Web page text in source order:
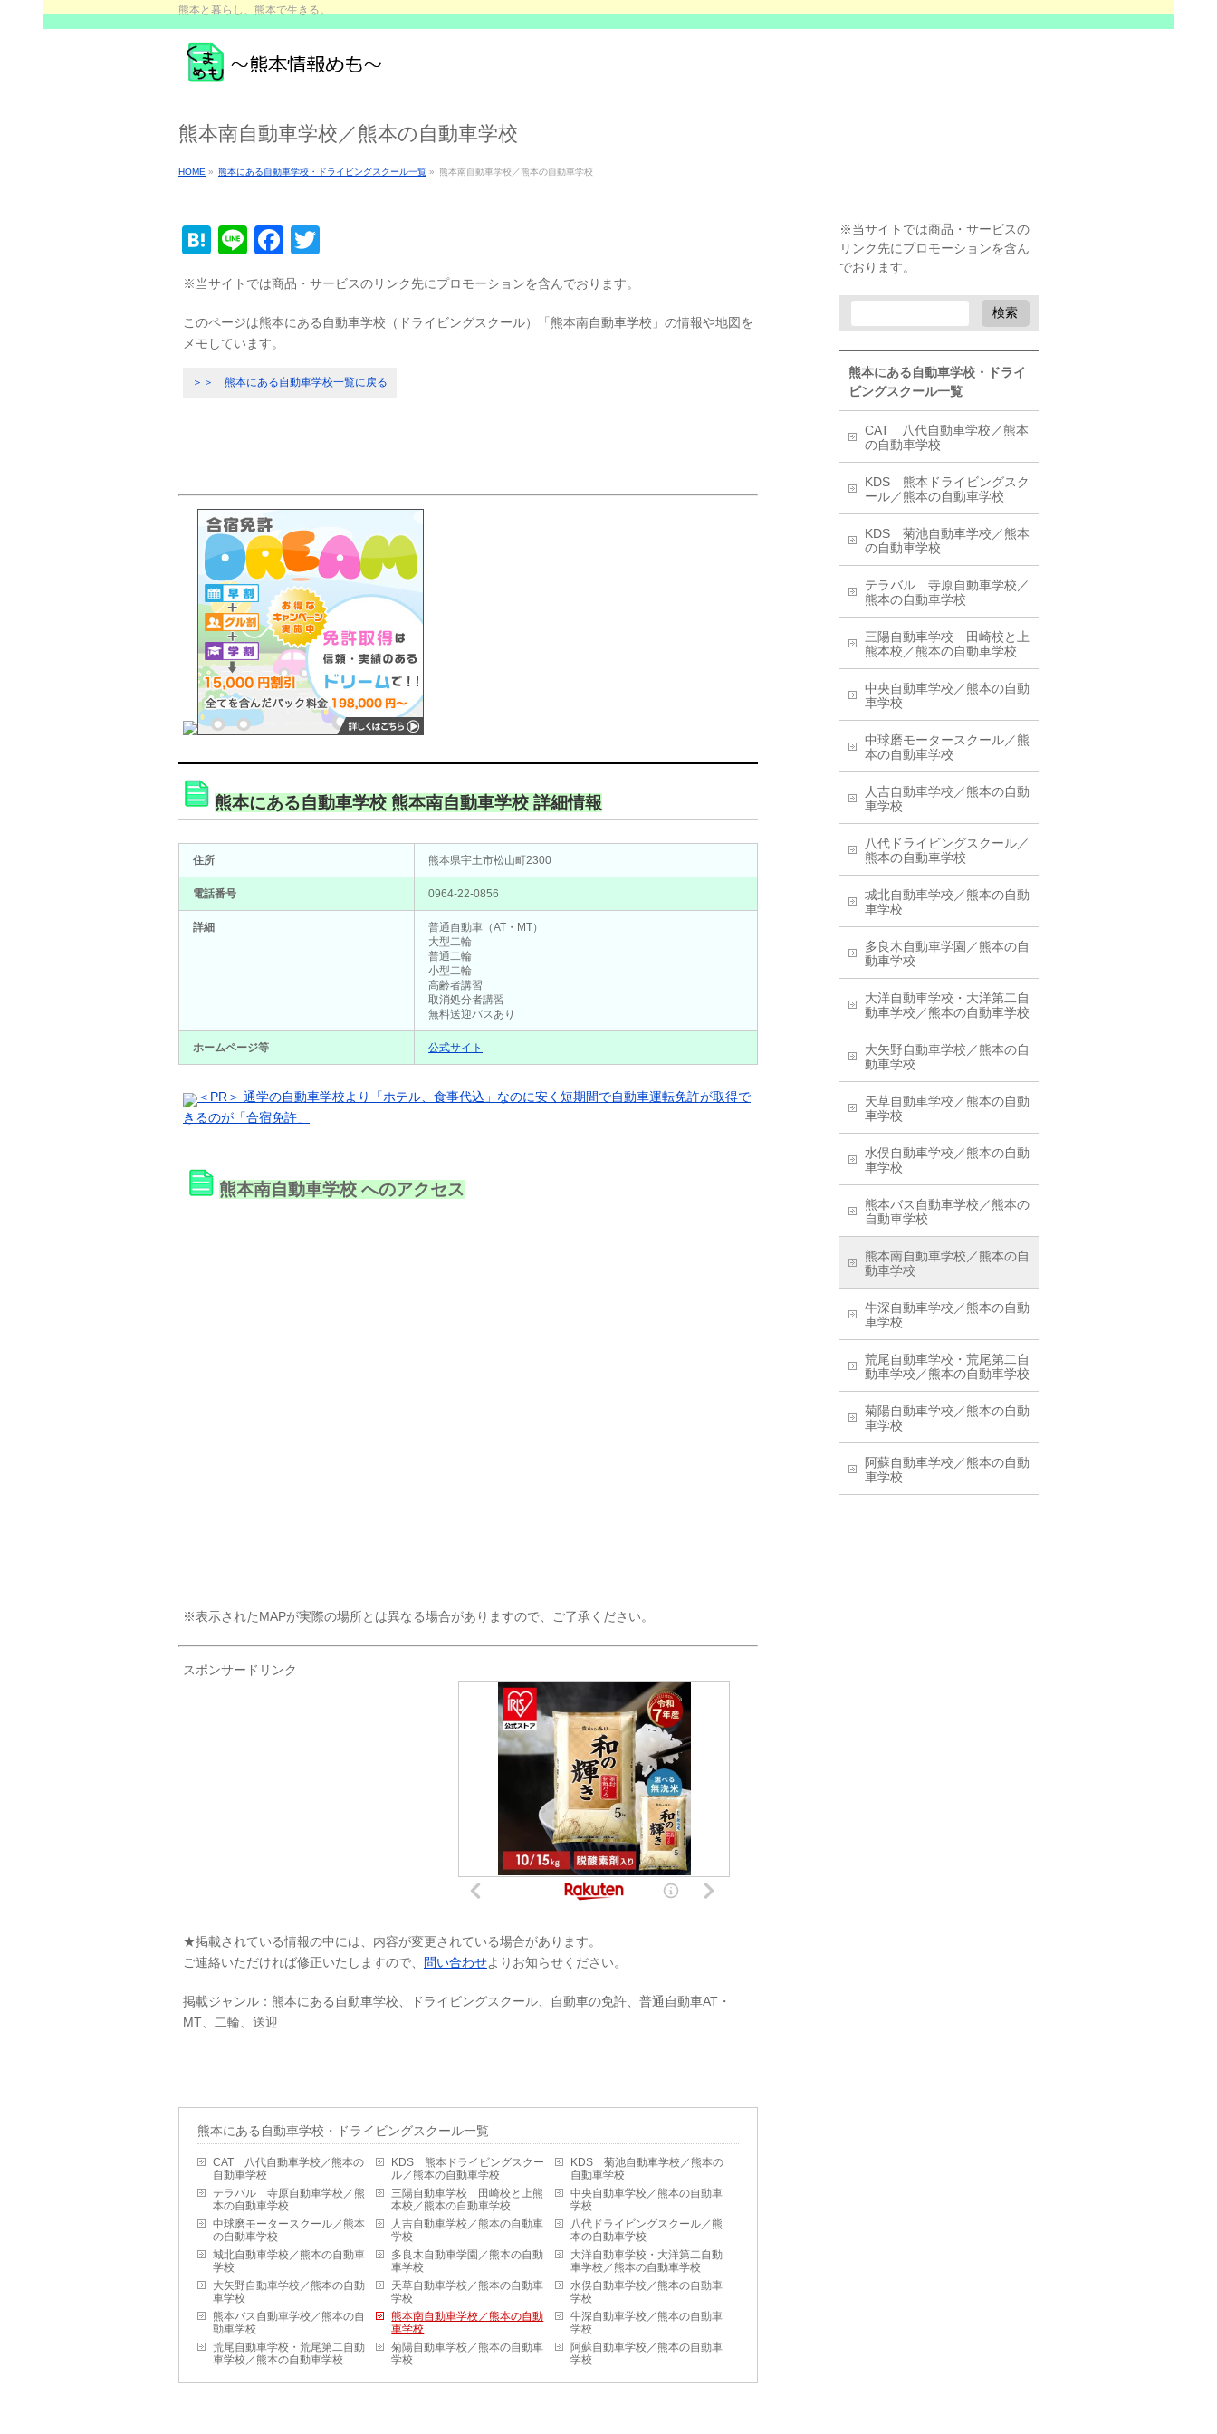
熊本と暮らし、熊本で生きる。
熊本南自動車学校／熊本の自動車学校
HOME » 熊本にある自動車学校・ドライビングスクール一覧 » 熊本南自動車学校／熊本の自動車学校
Hatena
LineFacebook
※当サイトでは商品・サービスのリンク先にプロモーションを含んでおります。
このページは熊本にある自動車学校（ドライビングスクール）「熊本南自動車学校」の情報や地図を
メモしています。
＞＞ 熊本にある自動車学校一覧に戻る
熊本にある自動車学校 熊本南自動車学校 詳細情報
住所 熊本県宇土市松山町2300
電話番号 0964-22-0856
詳細
普通自動車（AT・MT）
大型二輪
普通二輪
小型二輪
高齢者講習
取消処分者講習
無料送迎バスあり
ホームページ等 公式サイト
＜PR＞ 通学の自動車学校より「ホテル、食事代込」なのに安く短期間で自動車運転免許が取得で
きるのが「合宿免許」
熊本南自動車学校 へのアクセス
※表示されたMAPが実際の場所とは異なる場合がありますので、ご了承ください。
スポンサードリンク
★掲載されている情報の中には、内容が変更されている場合があります。
ご連絡いただければ修正いたしますので、
問い合わせよりお知らせください。
掲載ジャンル：熊本にある自動車学校、ドライビングスクール、自動車の免許、普通自動車AT・
MT、二輪、送迎
熊本にある自動車学校・ドライビングスクール一覧
CAT 八代自動車学校／熊本の
自動車学校
KDS 熊本ドライビングスクー
ル／熊本の自動車学校
KDS 菊池自動車学校／熊本の
自動車学校
テラバル 寺原自動車学校／熊
本の自動車学校
三陽自動車学校 田崎校と上熊
本校／熊本の自動車学校
中央自動車学校／熊本の自動車
学校
中球磨モータースクール／熊本
の自動車学校
人吉自動車学校／熊本の自動車
学校
八代ドライビングスクール／熊
本の自動車学校
城北自動車学校／熊本の自動車
学校
多良木自動車学園／熊本の自動
車学校
大洋自動車学校・大洋第二自動
車学校／熊本の自動車学校
大矢野自動車学校／熊本の自動
車学校
天草自動車学校／熊本の自動車
学校
水俣自動車学校／熊本の自動車
学校
熊本バス自動車学校／熊本の自
動車学校
熊本南自動車学校／熊本の自動
車学校
牛深自動車学校／熊本の自動車
学校
荒尾自動車学校・荒尾第二自動
車学校／熊本の自動車学校
菊陽自動車学校／熊本の自動車
学校
阿蘇自動車学校／熊本の自動車
学校
※当サイトでは商品・サービスの
リンク先にプロモーションを含ん
でおります。
熊本にある自動車学校・ドライ
ビングスクール一覧
CAT 八代自動車学校／熊本
の自動車学校
KDS 熊本ドライビングスク
ール／熊本の自動車学校
KDS 菊池自動車学校／熊本
の自動車学校
テラバル 寺原自動車学校／
熊本の自動車学校
三陽自動車学校 田崎校と上
熊本校／熊本の自動車学校
中央自動車学校／熊本の自動
車学校
中球磨モータースクール／熊
本の自動車学校
人吉自動車学校／熊本の自動
車学校
八代ドライビングスクール／
熊本の自動車学校
城北自動車学校／熊本の自動
車学校
多良木自動車学園／熊本の自
動車学校
大洋自動車学校・大洋第二自
動車学校／熊本の自動車学校
大矢野自動車学校／熊本の自
動車学校
天草自動車学校／熊本の自動
車学校
水俣自動車学校／熊本の自動
車学校
熊本バス自動車学校／熊本の
自動車学校
熊本南自動車学校／熊本の自
動車学校
牛深自動車学校／熊本の自動
車学校
荒尾自動車学校・荒尾第二自
動車学校／熊本の自動車学校
菊陽自動車学校／熊本の自動
車学校
阿蘇自動車学校／熊本の自動
車学校